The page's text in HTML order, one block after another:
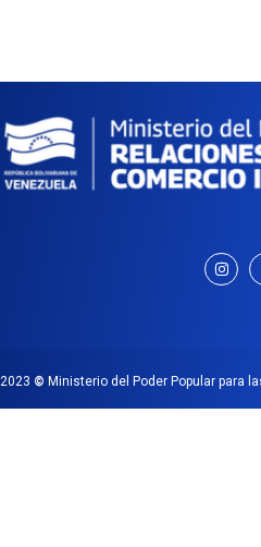
2023 © Ministerio del Poder Popular para